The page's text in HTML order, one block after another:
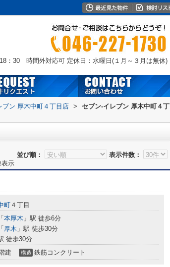
：30 時間外対応可 定休日：水曜日(１月～３月は無休)
ブン 厚木中町４丁目店 >
セブン-イレブン 厚木中町４丁
並び順：
表示件数：
表示
町 ４丁目
「 本厚木 」駅 徒歩6分
「 厚木 」駅 徒歩30分
徒歩30分
建 構造 鉄筋コンクリート